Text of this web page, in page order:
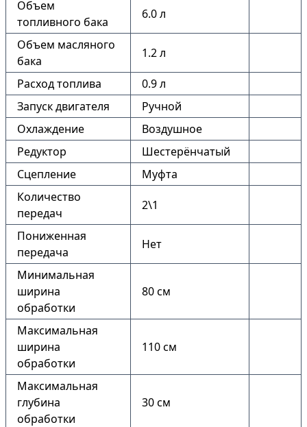
Объем
топливного бака
6.0 л
Объем масляного
бака
1.2 л
Расход топлива
0.9 л
Запуск двигателя
Ручной
Охлаждение
Воздушное
Редуктор
Шестерёнчатый
Сцепление
Муфта
Количество
передач
2\1
Пониженная
передача
Нет
Минимальная
ширина
обработки
80 см
Максимальная
ширина
обработки
110 см
Максимальная
глубина
обработки
30 см